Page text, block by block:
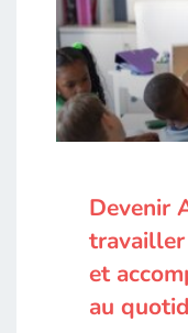
Devenir
et
au